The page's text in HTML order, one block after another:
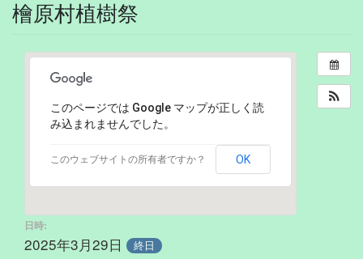
檜原村植樹祭
このページでは Google マップが正しく読
み込まれませんでした。
このウェブサイトの所有者ですか？ OK
日時:
2025年3月29日 終日